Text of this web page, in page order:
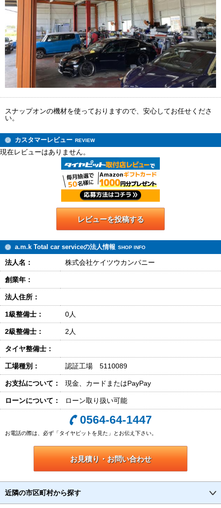
スナップオンの機材を使っておりますので、安心してお任せくださ
い。
カスタマーレビュー REVIEW
現在レビューはありません。
レビューを投稿する
a.m.k Total car serviceの法人情報 SHOP INFO
法人名： 株式会社ケイツウカンパニー
創業年：
法人住所：
1級整備士： 0人
2級整備士： 2人
タイヤ整備士：
工場種別： 認証工場 5110089
お支払について： 現金、カードまたはPayPay
ローンについて： ローン取り扱い可能
0564-64-1447
お電話の際は、必ず「タイヤピットを見た」とお伝え下さい。
お見積り・お問い合わせ
近隣の市区町村から探す